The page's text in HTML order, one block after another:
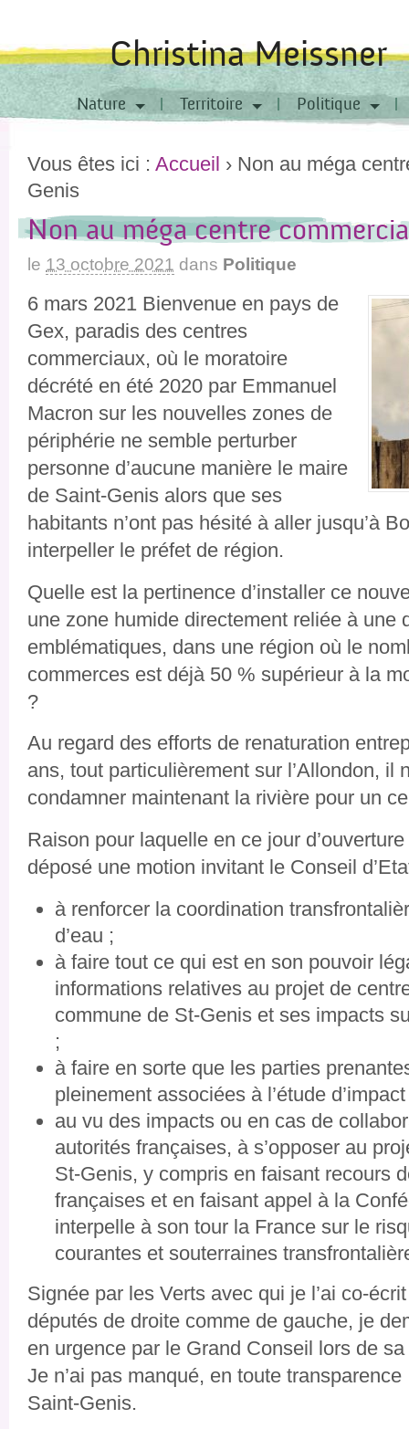
Christina Meissner
Nature Territoire Politique
Vous êtes ici : Accueil › Non au méga
Genis
Non au méga centre
le 13 octobre 2021 dans Politique
6 mars 2021 Bienvenue en pays de
Gex, paradis des centres
commerciaux, où le moratoire
décrété en été 2020 par Emmanuel
Macron sur les nouvelles zones de
périphérie ne semble perturber
personne d’aucune manière le maire
de Saint-Genis alors que ses
habitants n’ont pas hésité à aller jusqu’à
interpeller le préfet de région.
Quelle est la pertinence d’installer ce
une zone humide directement reliée à une
emblématiques, dans une région où le
commerces est déjà 50 % supérieur à la
?
Au regard des efforts de renaturation
ans, tout particulièrement sur l’Allondon, il
condamner maintenant la rivière pour un
Raison pour laquelle en ce jour
déposé une motion invitant le Conseil
à renforcer la coordination
d’eau ;
à faire tout ce qui est en son pouvoir
informations relatives au projet de
commune de St-Genis et ses impacts
;
à faire en sorte que les parties
pleinement associées à l’étude
au vu des impacts ou en cas de
autorités françaises, à s’opposer au
St-Genis, y compris en faisant recours
françaises et en faisant appel à la
interpelle à son tour la France sur le
courantes et souterraines
Signée par les Verts avec qui je l’ai co-
députés de droite comme de gauche, je
en urgence par le Grand Conseil lors de
Je n’ai pas manqué, en toute
Saint-Genis.